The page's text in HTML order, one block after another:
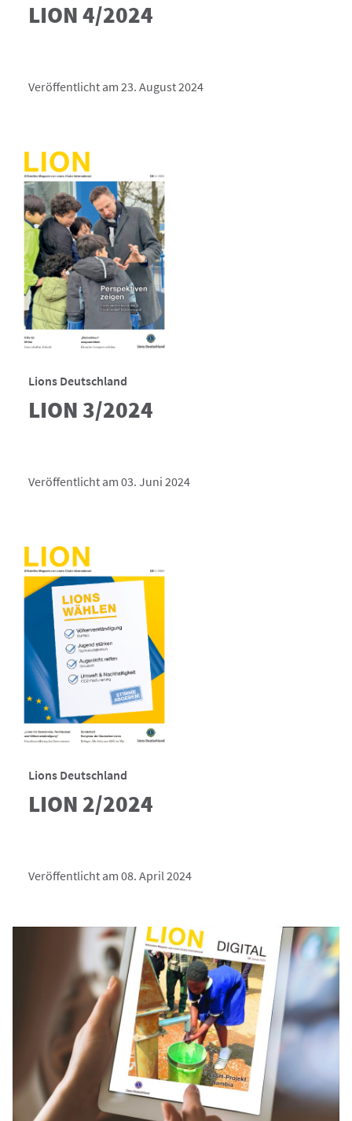
LION 4/2024
Veröffentlicht am 23. August 2024
Lions Deutschland
LION 3/2024
Veröffentlicht am 03. Juni 2024
Lions Deutschland
LION 2/2024
Veröffentlicht am 08. April 2024